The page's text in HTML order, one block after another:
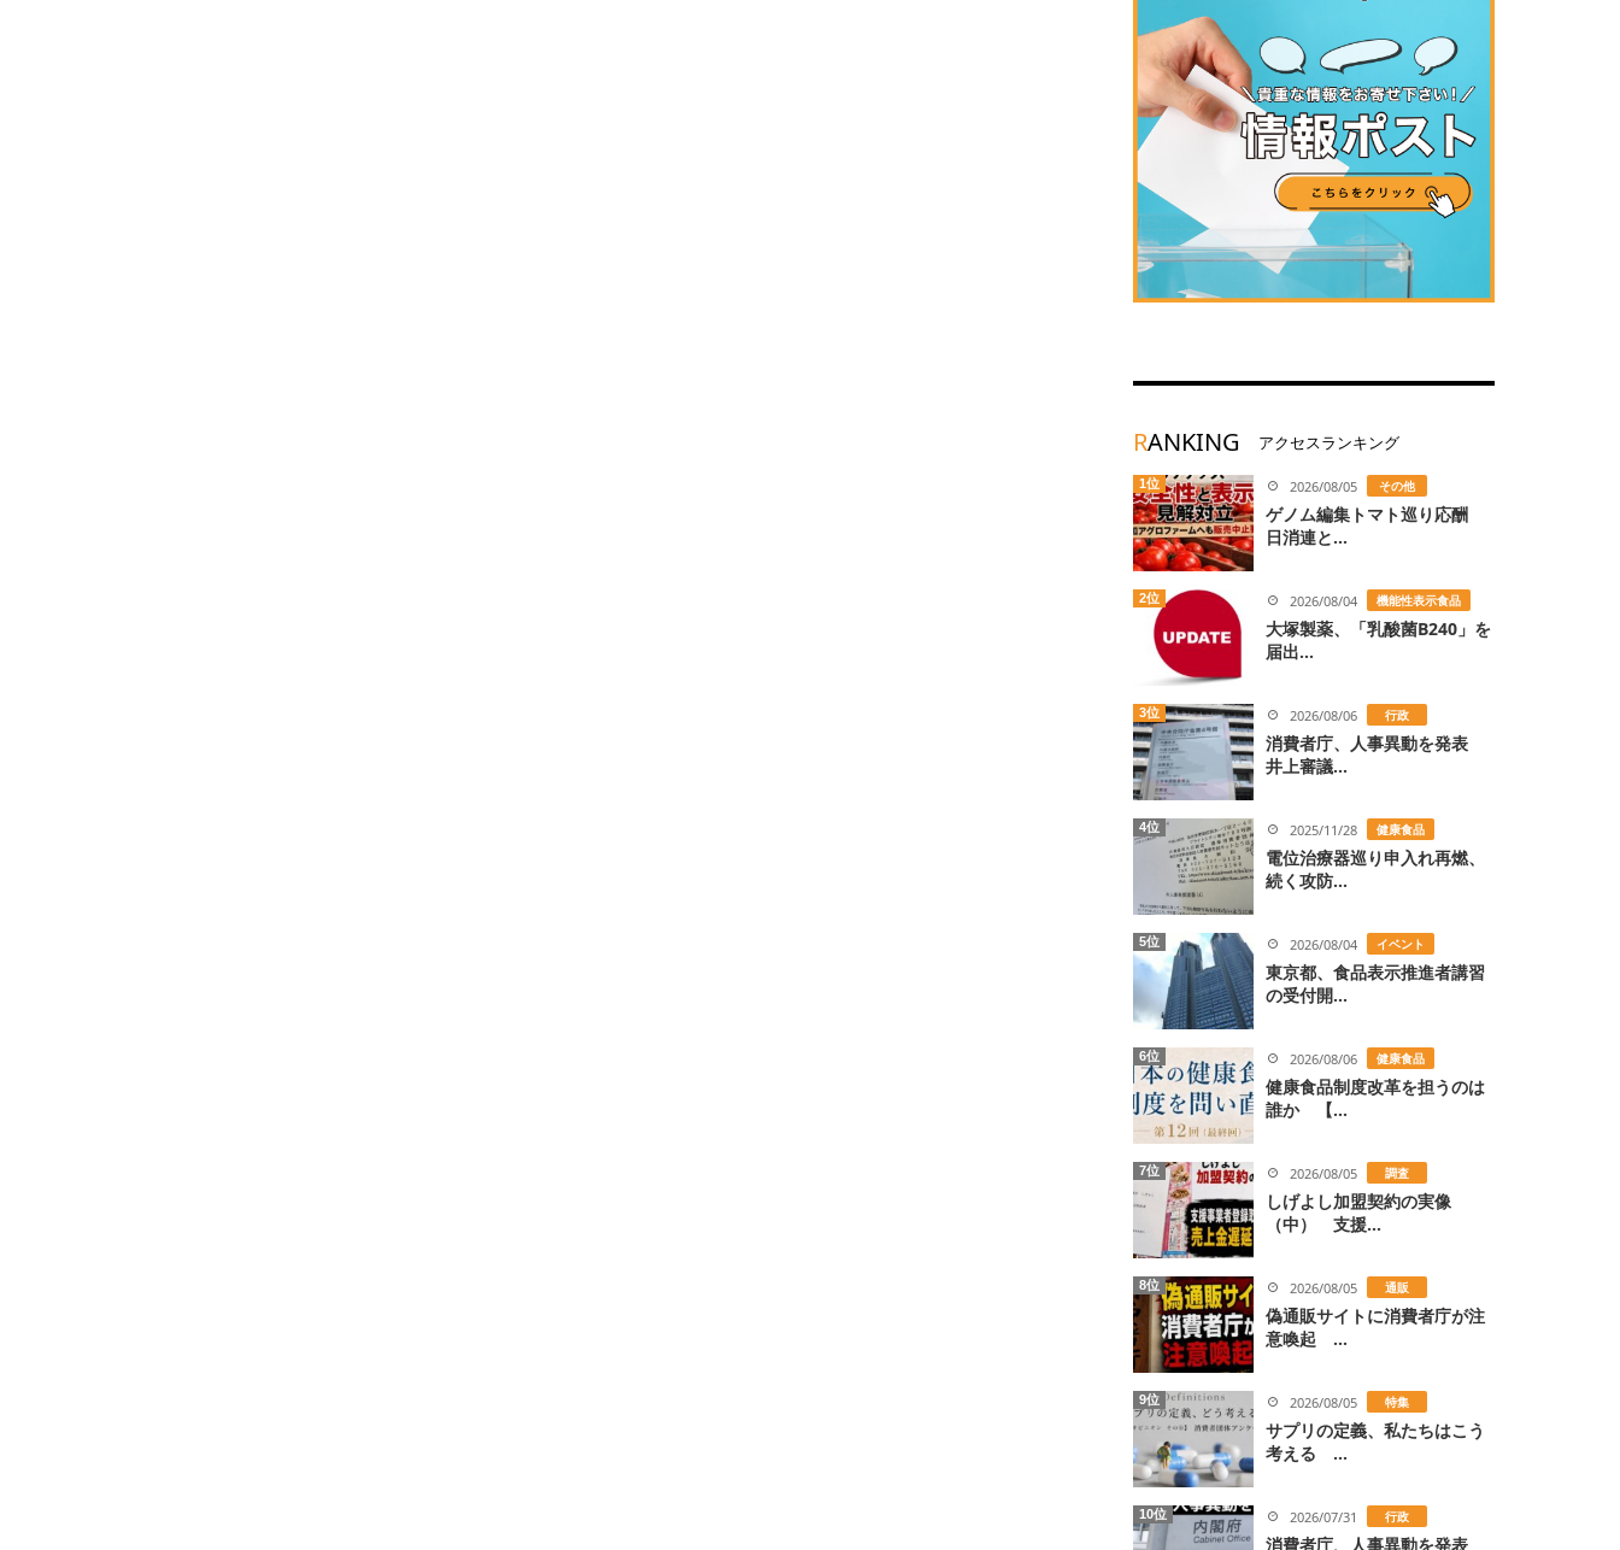
RANKING アクセスランキング
1位 2026/08/05 その他
ゲノム編集トマト巡り応酬
日消連と...
2位 2026/08/04 機能性表示食品
大塚製薬、「乳酸菌B240」を
届出...
3位 2026/08/06 行政
消費者庁、人事異動を発表
井上審議...
4位 2025/11/28 健康食品
電位治療器巡り申入れ再燃、
続く攻防...
5位 2026/08/04 イベント
東京都、食品表示推進者講習
の受付開...
6位 2026/08/06 健康食品
健康食品制度改革を担うのは
誰か 【...
7位 2026/08/05 調査
しげよし加盟契約の実像
（中） 支援...
8位 2026/08/05 通販
偽通販サイトに消費者庁が注
意喚起 ...
9位 2026/08/05 特集
サプリの定義、私たちはこう
考える ...
10位 2026/07/31 行政
消費者庁、人事異動を発表